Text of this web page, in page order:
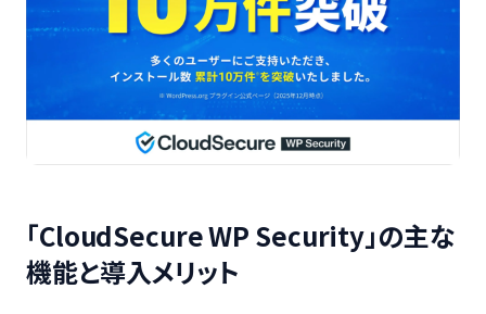
「CloudSecure WP Security」の主な
機能と導入メリット